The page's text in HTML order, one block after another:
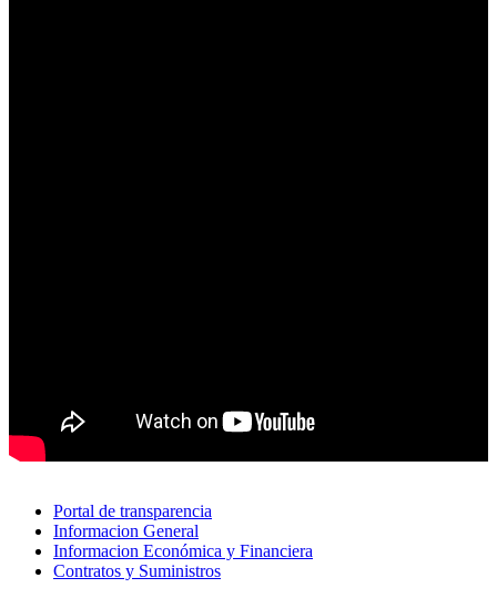
Portal de transparencia
Informacion General
Informacion Económica y Financiera
Contratos y Suministros